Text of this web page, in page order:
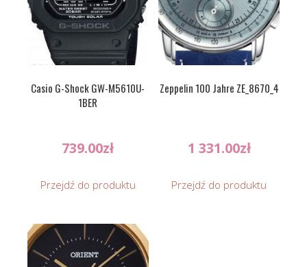
Casio G-Shock GW-M5610U-
1BER
739.00zł
Przejdź do produktu
Zeppelin 100 Jahre ZE_8670_4
1 331.00zł
Przejdź do produktu